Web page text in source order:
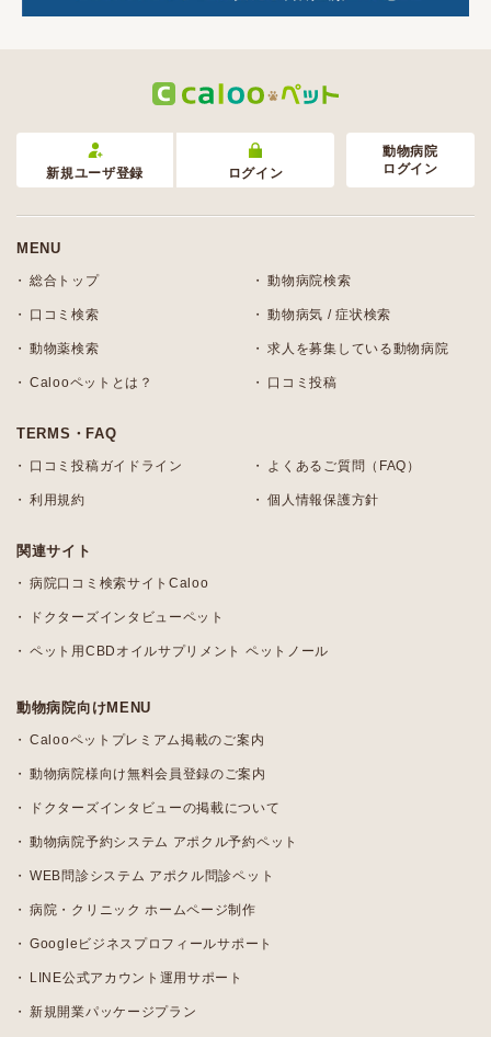
新規ユーザ登録 ログイン
動物病院
ログイン
MENU
総合トップ 動物病院検索
口コミ検索 動物病気 / 症状検索
動物薬検索 求人を募集している動物病院
Calooペットとは？ 口コミ投稿
TERMS・FAQ
口コミ投稿ガイドライン よくあるご質問（FAQ）
利用規約 個人情報保護方針
関連サイト
病院口コミ検索サイトCaloo
ドクターズインタビューペット
ペット用CBDオイルサプリメント ペットノール
動物病院向けMENU
Calooペットプレミアム掲載のご案内
動物病院様向け無料会員登録のご案内
ドクターズインタビューの掲載について
動物病院予約システム アポクル予約ペット
WEB問診システム アポクル問診ペット
病院・クリニック ホームページ制作
Googleビジネスプロフィールサポート
LINE公式アカウント運用サポート
新規開業パッケージプラン